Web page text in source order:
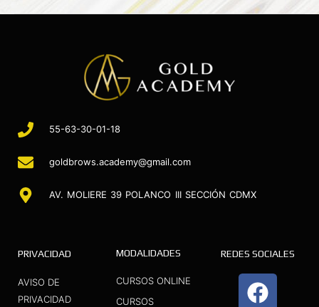
55-63-30-01-18
goldbrows.academy@gmail.com
AV. MOLIERE 39 POLANCO III SECCIÓN CDMX
PRIVACIDAD
AVISO DE
PRIVACIDAD
MODALIDADES
CURSOS ONLINE
CURSOS
REDES SOCIALES
F
I
Y